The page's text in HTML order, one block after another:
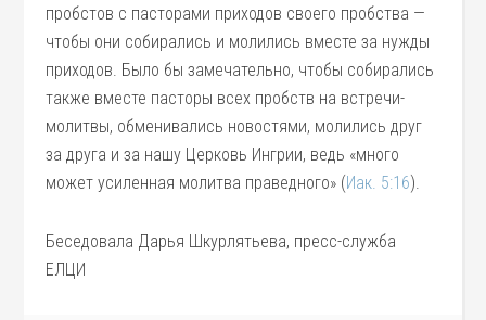
пробстов с пасторами приходов своего пробства —
чтобы они собирались и молились вместе за нужды
приходов. Было бы замечательно, чтобы собирались
также вместе пасторы всех пробств на встречи-
молитвы, обменивались новостями, молились друг
за друга и за нашу Церковь Ингрии, ведь «много
может усиленная молитва праведного» (Иак. 5:16).
Беседовала Дарья Шкурлятьева, пресс-служба
ЕЛЦИ